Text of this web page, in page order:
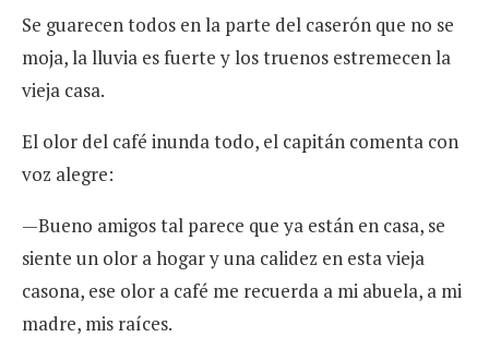
Se guarecen todos en la parte del caserón que no se
moja, la lluvia es fuerte y los truenos estremecen la
vieja casa.
El olor del café inunda todo, el capitán comenta con
voz alegre:
—Bueno amigos tal parece que ya están en casa, se
siente un olor a hogar y una calidez en esta vieja
casona, ese olor a café me recuerda a mi abuela, a mi
madre, mis raíces.